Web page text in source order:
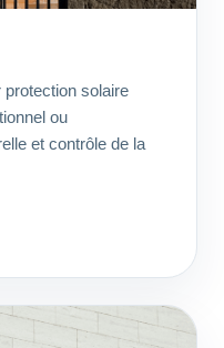
solaire
ou
et contrôle de la